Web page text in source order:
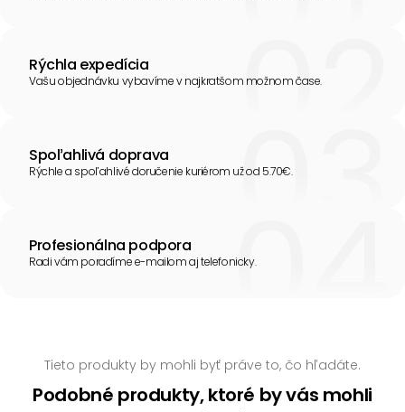
Rýchla expedícia
Vašu objednávku vybavíme v najkratšom možnom čase.
Spoľahlivá doprava
Rýchle a spoľahlivé doručenie kuriérom už od 5.70€.
Profesionálna podpora
Radi vám poradíme e-mailom aj telefonicky.
Tieto produkty by mohli byť práve to, čo hľadáte.
Podobné produkty, ktoré by vás mohli